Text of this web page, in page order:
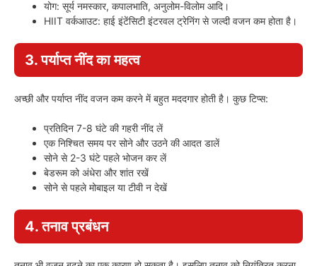
योग: सूर्य नमस्कार, कपालभाति, अनुलोम-विलोम आदि।
HIIT वर्कआउट: हाई इंटेंसिटी इंटरवल ट्रेनिंग से जल्दी वजन कम होता है।
3. पर्याप्त नींद का महत्व
अच्छी और पर्याप्त नींद वजन कम करने में बहुत मददगार होती है। कुछ टिप्स:
प्रतिदिन 7-8 घंटे की गहरी नींद लें
एक निश्चित समय पर सोने और उठने की आदत डालें
सोने से 2-3 घंटे पहले भोजन कर लें
बेडरूम को अंधेरा और शांत रखें
सोने से पहले मोबाइल या टीवी न देखें
4. तनाव प्रबंधन